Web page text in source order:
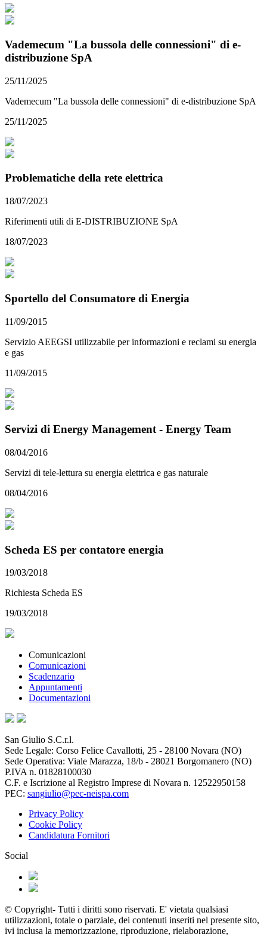
Vademecum "La bussola delle connessioni" di e-
distribuzione SpA
25/11/2025
Vademecum "La bussola delle connessioni" di e-distribuzione SpA
25/11/2025
Problematiche della rete elettrica
18/07/2023
Riferimenti utili di E-DISTRIBUZIONE SpA
18/07/2023
Sportello del Consumatore di Energia
11/09/2015
Servizio AEEGSI utilizzabile per informazioni e reclami su energia
e gas
11/09/2015
Servizi di Energy Management - Energy Team
08/04/2016
Servizi di tele-lettura su energia elettrica e gas naturale
08/04/2016
Scheda ES per contatore energia
19/03/2018
Richiesta Scheda ES
19/03/2018
Comunicazioni
Comunicazioni
Scadenzario
Appuntamenti
Documentazioni
San Giulio S.C.r.l.
Sede Legale: Corso Felice Cavallotti, 25 - 28100 Novara (NO)
Sede Operativa: Viale Marazza, 18/b - 28021 Borgomanero (NO)
P.IVA n. 01828100030
C.F. e Iscrizione al Registro Imprese di Novara n. 12522950158
PEC: sangiulio@pec-neispa.com
Privacy Policy
Cookie Policy
Candidatura Fornitori
Social
© Copyright- Tutti i diritti sono riservati. E' vietata qualsiasi
utilizzazioni, totale o parziale, dei contenuti inseriti nel presente sito,
ivi inclusa la memorizzazione, riproduzione, rielaborazione,